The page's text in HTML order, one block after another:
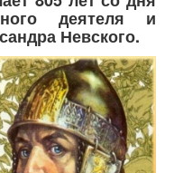
деятеля и
Невского.